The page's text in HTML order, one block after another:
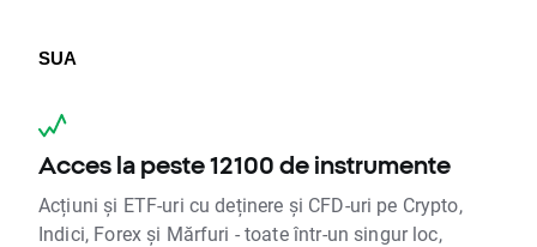
SUA
Acces la peste 12100 de instrumente
Acțiuni și ETF-uri cu deținere și CFD-uri pe Crypto,
Indici, Forex și Mărfuri - toate într-un singur loc,